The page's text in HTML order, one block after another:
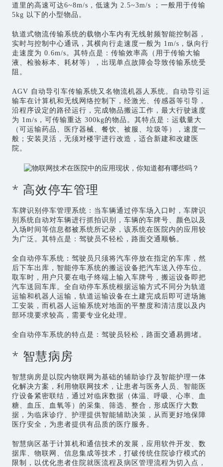
道里的高速可达6~8m/s，低速为 2.5~3m/s ；一般用于传输
5kg 以下的小型物品。
轨道式物流传输系统的载物小车内有无线射频智能控制器，
实时与控制中心通讯，其横向行走速度一般为 1m/s，纵向行
走速度为 0.6m/s。其特点是：传输效率高（用于传输大输
液、检验标本、耗材等），出现单点故障会导致传输系统受
阻。
AGV 自动导引车传输系统又名物流机器人系统。自动导引运
输车在计算机和无线网络控制下，经激光、传感器等引导，
沿程序设定的路径运行，完成物品搬运工作，最大行驶速度
为 1m/s，可传输重达 300kg的物品。其特点是：运载量大
（可运输药品、医疗器械、餐饮、被服、垃圾等），速度一
般；安装灵活，无须对楼宇进行改造，适合新建和改建医
院。
* 高效停车管理
车牌识别停车管理系统：当车辆通过停车场入口时，车牌识
别系统自动对车辆进行抓拍识别，车辆的车牌号、颜色以及
入场时间等信息都被系统所记录，该系统在医院内的应用较
为广泛。其特点是：驾驶员不轻松，路面交通顺畅。
全自动停车系统：驾驶员只须将汽车停放在指定的车库，然
后下车出库，智能停车系统的搬运设备把汽车送入停车位。
取车时，用户只要在电子终端上输入车牌号 , 搬运设备即把
汽车送回车库。全自动停车系统根据运输方式不同分为轨道
运输和机器人运输，轨道运输设备在土建完成后即可进场施
工安装，而机器人运输系统对地面的平整度和清洁度以及内
部环境要求较高，需要专业化处理。
全自动停车系统的特点是：驾驶员轻松，路面交通易拥堵。
* 智慧病房
智慧病房是以院内物联网为基础的辅助诊疗及智能护理一体
化解决方案，利用物联网技术，让患者与医务人员、智能医
疗设备紧密联结，通过对临床数据（体温、呼吸、心率、血
糖、血压、血氧等）的采集、筛选、整合，形成医疗大数
据，为临床诊疗、护理提供智能辅助决策，从而更好地保障
医疗安全，为患者提供有品质的医疗服务。
智慧病区基于计算机和通信技术的发展，应用软件开发、数
据库、物联网、信息集成等技术，打破传统住院诊疗模式的
限制，以优化患者住院就医流程及病区管理流程为切入点，